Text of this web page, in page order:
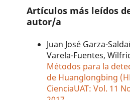
Artículos más leídos
autor/a
Juan José Garza-
Varela-Fuentes,
Métodos para la
de Huanglongbing
CienciaUAT: Vol. 11